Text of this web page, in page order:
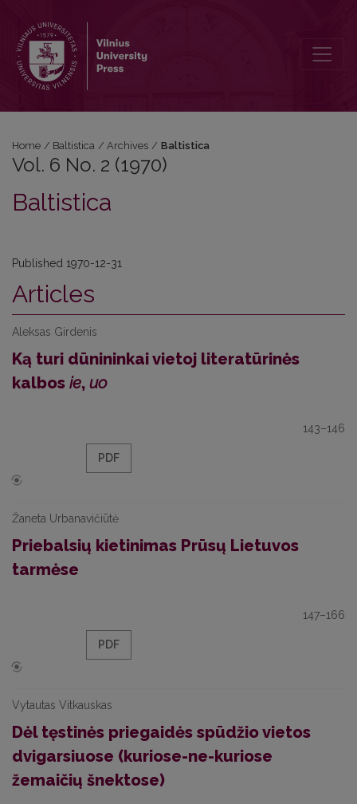
Home / Baltistica / Archives / Baltistica
Vol. 6 No. 2 (1970)
Baltistica
Published 1970-12-31
Articles
Aleksas Girdenis
Ką turi dūnininkai vietoj literatūrinės
kalbos ie, uo
143–146
PDF
Žaneta Urbanavičiūtė
Priebalsių kietinimas Prūsų Lietuvos
tarmėse
147–166
PDF
Vytautas Vitkauskas
Dėl tęstinės priegaidės spūdžio vietos
dvigarsiuose (kuriose-ne-kuriose
žemaičių šnektose)